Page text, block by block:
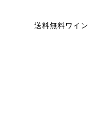
送料無料ワイン